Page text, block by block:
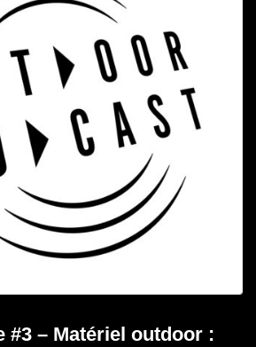
#3 – Matériel outdoor :